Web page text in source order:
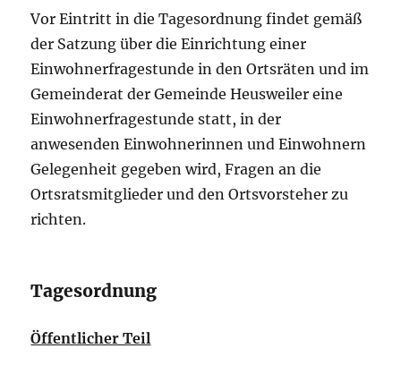
Vor Eintritt in die Tagesordnung findet gemäß
der Satzung über die Einrichtung einer
Einwohnerfragestunde in den Ortsräten und im
Gemeinderat der Gemeinde Heusweiler eine
Einwohnerfragestunde statt, in der
anwesenden Einwohnerinnen und Einwohnern
Gelegenheit gegeben wird, Fragen an die
Ortsratsmitglieder und den Ortsvorsteher zu
richten.
Tagesordnung
Öffentlicher Teil